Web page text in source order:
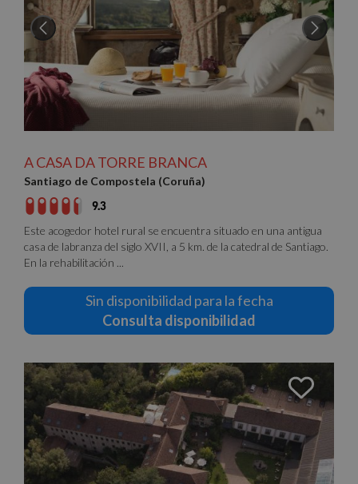
A CASA DA TORRE BRANCA
Santiago de Compostela (Coruña)
9.3
Este acogedor hotel rural se encuentra situado en una antigua
casa de labranza del siglo XVII, a 5 km. de la catedral de Santiago.
En la rehabilitación ...
Sin disponibilidad para la fecha
Consulta disponibilidad